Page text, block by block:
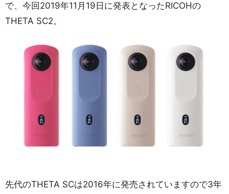
で、今回2019年11月19日に発表となったRICOHの
THETA SC2。
先代のTHETA SCは2016年に発売されていますので3年